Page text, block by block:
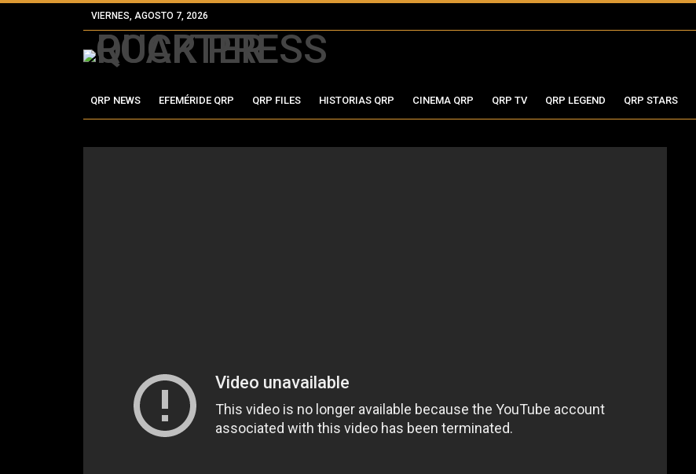
VIERNES, AGOSTO 7, 2026
QRP NEWS EFEMÉRIDE QRP QRP FILES HISTORIAS QRP CINEMA QRP QRP TV QRP LEGEND QRP STARS